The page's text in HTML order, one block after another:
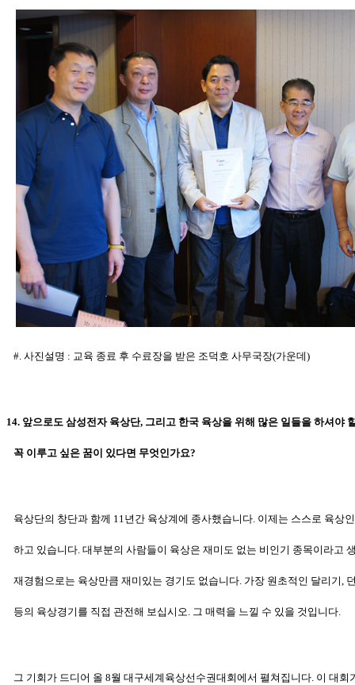
#. 사진설명 : 교육 종료 후 수료장을 받은 조덕호 사무국장(가운데)
14. 앞으로도 삼성전자 육상단, 그리고 한국 육상을 위해 많은 일들을 하셔야
꼭 이루고 싶은 꿈이 있다면 무엇인가요?
육상단의 창단과 함께 11년간 육상계에 종사했습니다. 이제는 스스로 육상
하고 있습니다. 대부분의 사람들이 육상은 재미도 없는 비인기 종목이라고
재경험으로는 육상만큼 재미있는 경기도 없습니다. 가장 원초적인 달리기,
등의 육상경기를 직접 관전해 보십시오. 그 매력을 느낄 수 있을 것입니다.
그 기회가 드디어 올 8월 대구세계육상선수권대회에서 펼쳐집니다. 이 대회